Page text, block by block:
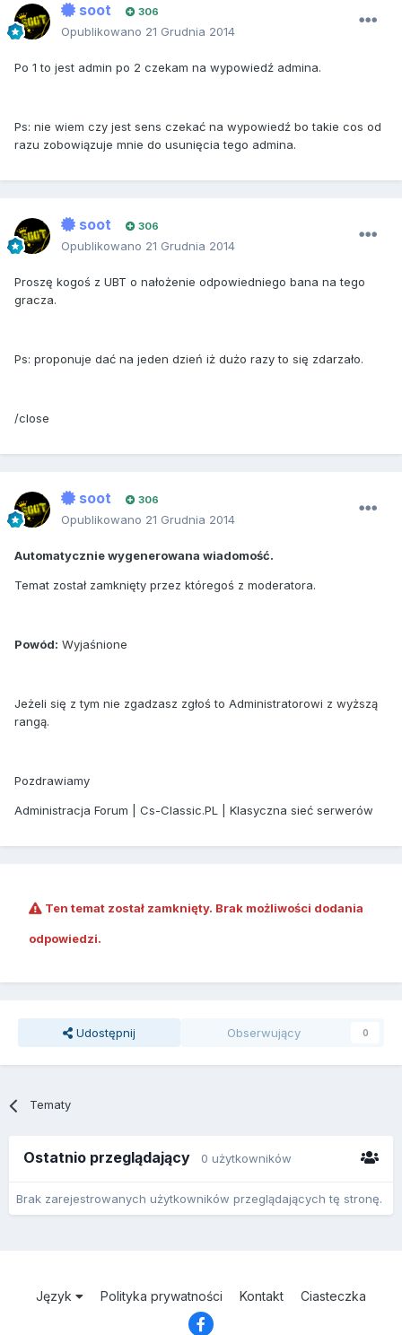
soot 306
Opublikowano 21 Grudnia 2014
Po 1 to jest admin po 2 czekam na wypowiedź admina.
Ps: nie wiem czy jest sens czekać na wypowiedź bo takie cos od
razu zobowiązuje mnie do usunięcia tego admina.
soot 306
Opublikowano 21 Grudnia 2014
Proszę kogoś z UBT o nałożenie odpowiedniego bana na tego
gracza.
Ps: proponuje dać na jeden dzień iż dużo razy to się zdarzało.
/close
soot 306
Opublikowano 21 Grudnia 2014
Automatycznie wygenerowana wiadomość.
Temat został zamknięty przez któregoś z moderatora.
Powód: Wyjaśnione
Jeżeli się z tym nie zgadzasz zgłoś to Administratorowi z wyższą
rangą.
Pozdrawiamy
Administracja Forum | Cs-Classic.PL | Klasyczna sieć serwerów
Ten temat został zamknięty. Brak możliwości dodania
odpowiedzi.
Udostępnij Obserwujący 0
Tematy
Ostatnio przeglądający 0 użytkowników
Brak zarejestrowanych użytkowników przeglądających tę stronę.
Język Polityka prywatności Kontakt Ciasteczka